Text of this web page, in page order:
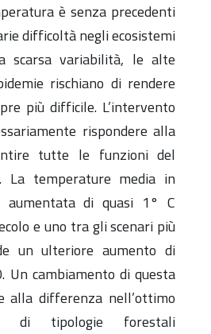
è senza precedenti
difficoltà negli ecosistemi
scarsa variabilità, le alte
rischiano di rendere
più difficile. L’intervento
rispondere alla
tutte le funzioni del
La temperature media in
aumentata di quasi 1° C
e uno tra gli scenari più
un ulteriore aumento di
Un cambiamento di questa
alla differenza nell’ottimo
di tipologie forestali